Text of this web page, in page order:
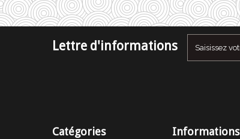
Lettre d'informations
Catégories Informations